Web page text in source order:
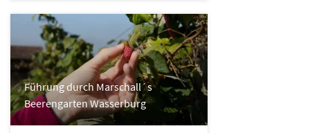
Führung durch Marschall´s
Beerengarten Wasserburg